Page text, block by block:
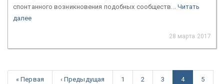
спонтанного возникновения подобных сообществ... Читать
далее
28 марта 2017
« Первая ‹ Предыдущая 1 2 3 4 5